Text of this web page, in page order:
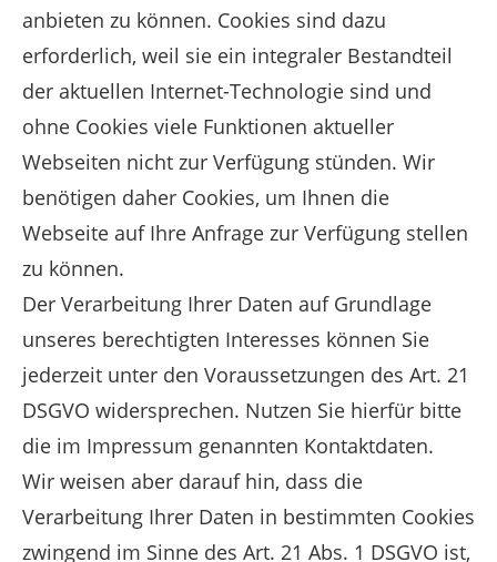
anbieten zu können. Cookies sind dazu
erforderlich, weil sie ein integraler Bestandteil
der aktuellen Internet-Technologie sind und
ohne Cookies viele Funktionen aktueller
Webseiten nicht zur Verfügung stünden. Wir
benötigen daher Cookies, um Ihnen die
Webseite auf Ihre Anfrage zur Verfügung stellen
zu können.
Der Verarbeitung Ihrer Daten auf Grundlage
unseres berechtigten Interesses können Sie
jederzeit unter den Voraussetzungen des Art. 21
DSGVO widersprechen. Nutzen Sie hierfür bitte
die im Impressum genannten Kontaktdaten.
Wir weisen aber darauf hin, dass die
Verarbeitung Ihrer Daten in bestimmten Cookies
zwingend im Sinne des Art. 21 Abs. 1 DSGVO ist,